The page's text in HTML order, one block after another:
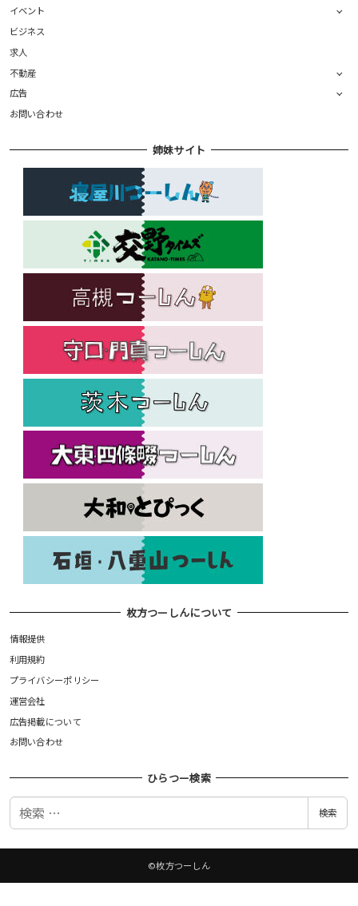
イベント
ビジネス
求人
不動産
広告
お問い合わせ
姉妹サイト
枚方つーしんについて
情報提供
利用規約
プライバシーポリシー
運営会社
広告掲載について
お問い合わせ
ひらつー検索
検
検索
©枚方つーしん